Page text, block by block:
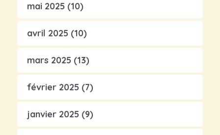
mai 2025 (10)
avril 2025 (10)
mars 2025 (13)
février 2025 (7)
janvier 2025 (9)